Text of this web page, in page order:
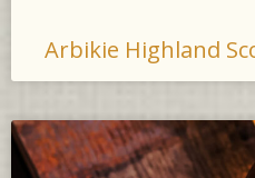
Arbikie Highland